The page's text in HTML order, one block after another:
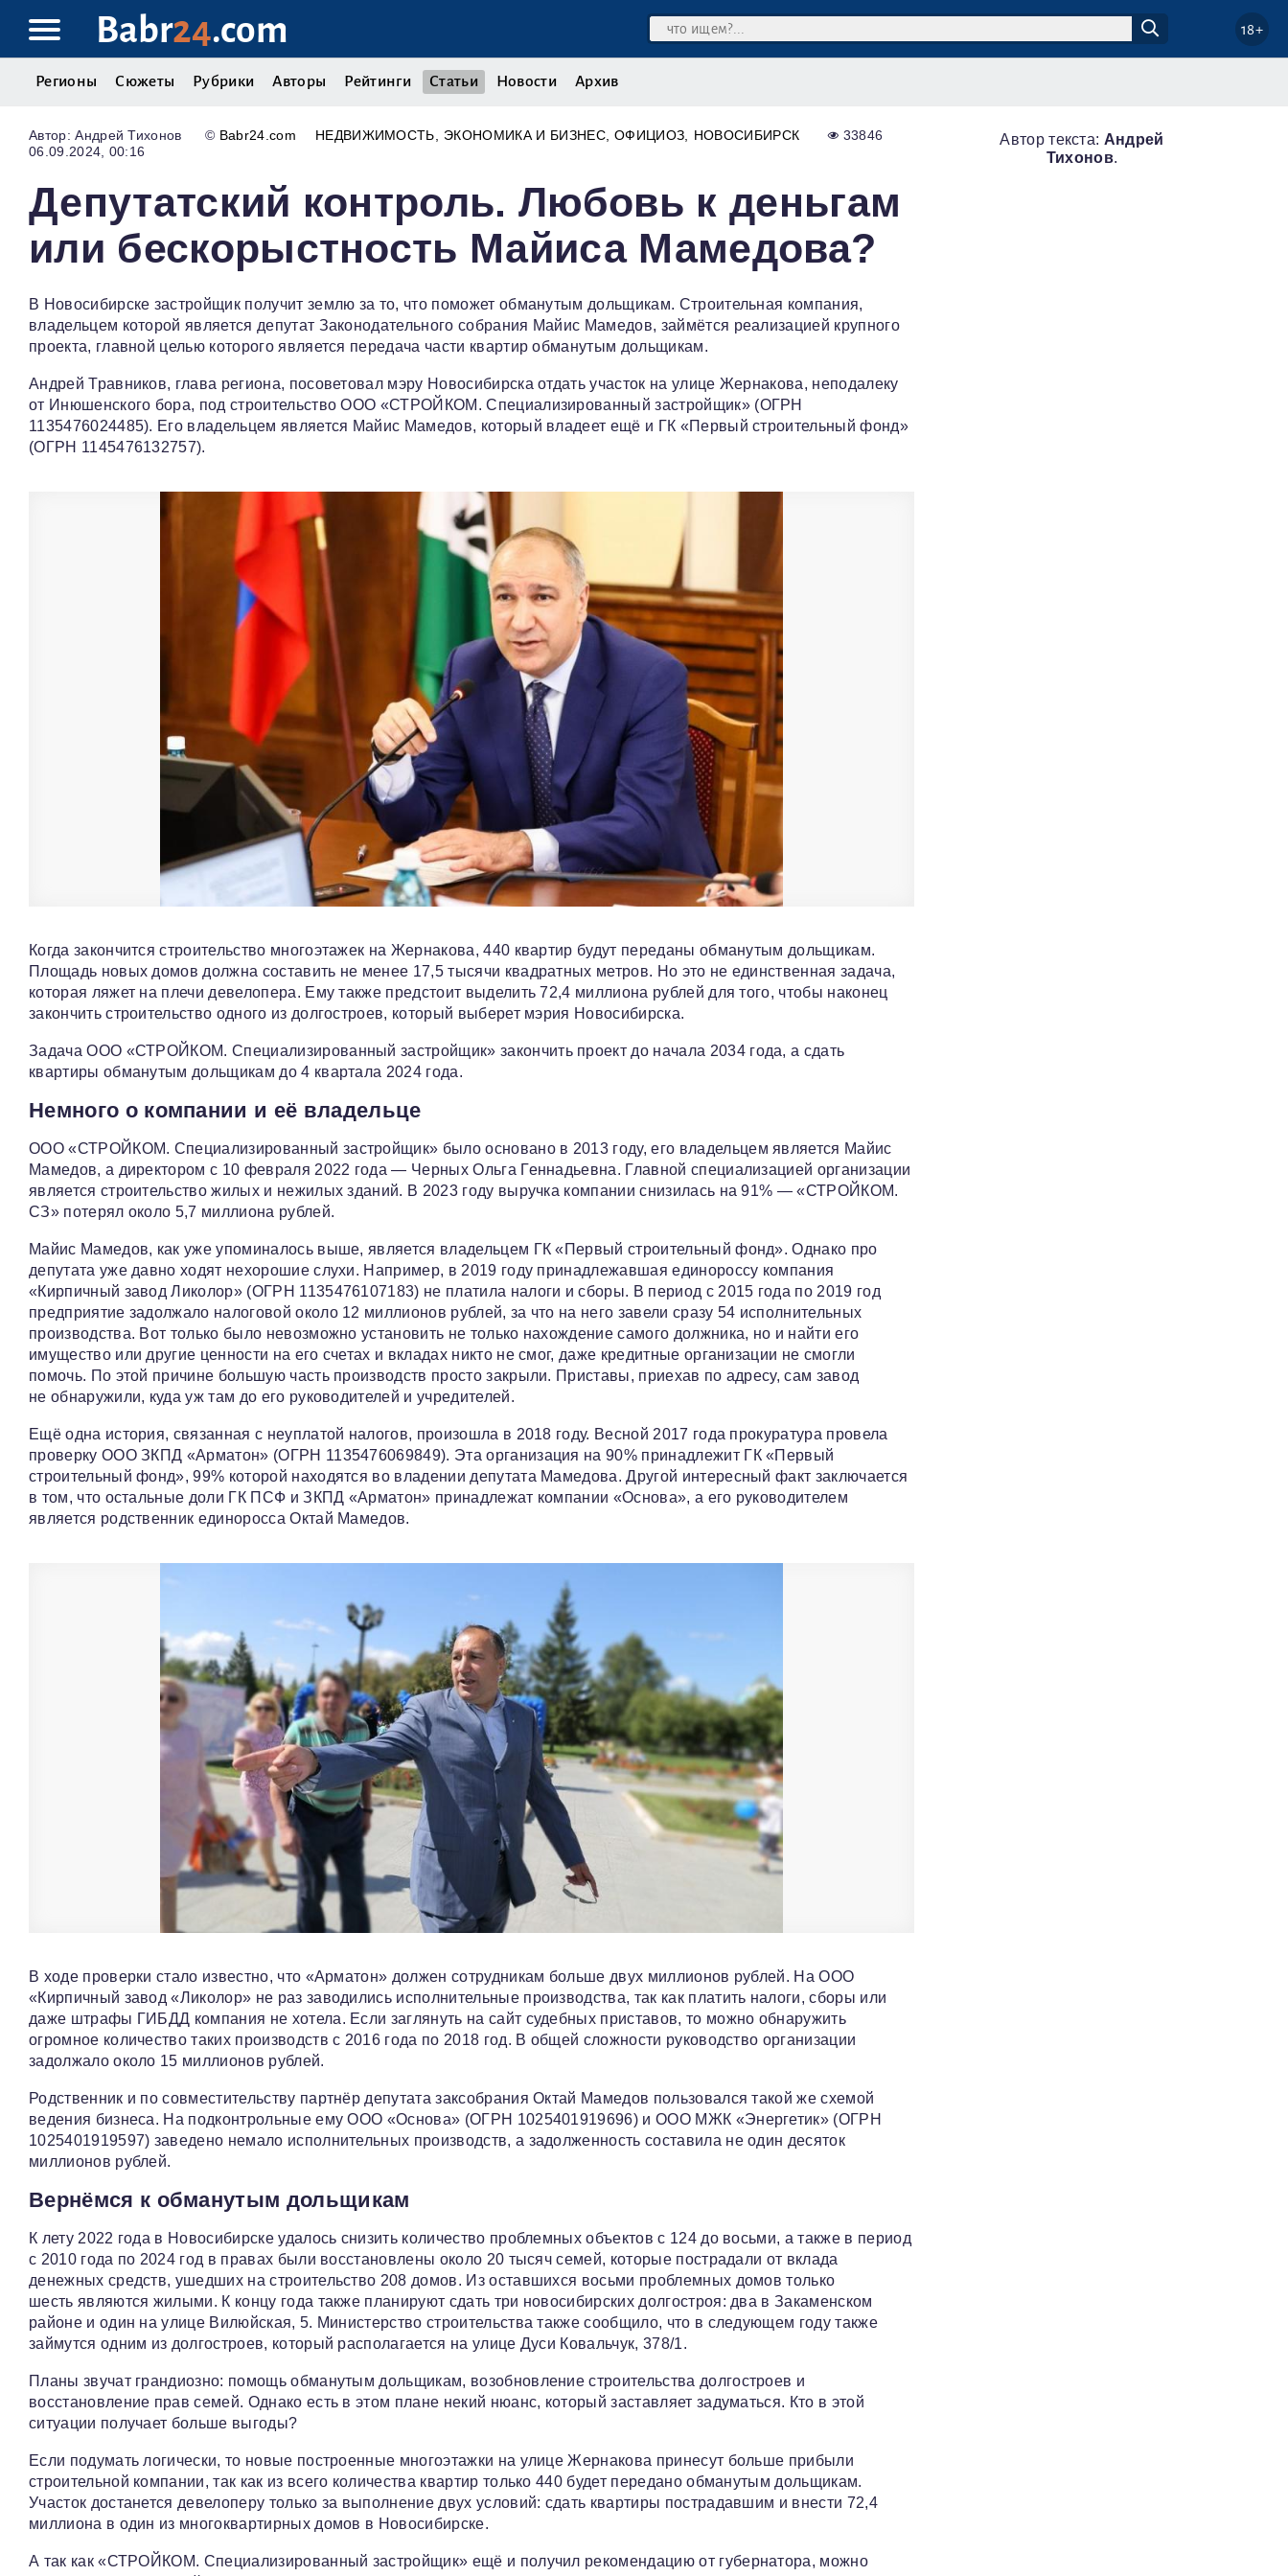
Babr24.com 18+
Регионы Сюжеты Рубрики Авторы Рейтинги Статьи Новости Архив
Андрей Тихонов © Babr24.com НЕДВИЖИМОСТЬ ЭКОНОМИКА И БИЗНЕС ОФИЦИОЗ НОВОСИБИРСК
33846
06.09.2024, 00:16
Депутатский контроль. Любовь к деньгам
или бескорыстность Майиса Мамедова?
В Новосибирске застройщик получит землю за то, что поможет обманутым дольщикам. Строительная компания,
владельцем которой является депутат Законодательного собрания Майис Мамедов, займётся реализацией крупного
проекта, главной целью которого является передача части квартир обманутым дольщикам.
Андрей Травников, глава региона, посоветовал мэру Новосибирска отдать участок на улице Жернакова, неподалеку
от Инюшенского бора, под строительство ООО «СТРОЙКОМ. Специализированный застройщик» (ОГРН
1135476024485). Его владельцем является Майис Мамедов, который владеет ещё и ГК «Первый строительный фонд»
(ОГРН 1145476132757).
Когда закончится строительство многоэтажек на Жернакова, 440 квартир будут переданы обманутым дольщикам.
Площадь новых домов должна составить не менее 17,5 тысячи квадратных метров. Но это не единственная задача,
которая ляжет на плечи девелопера. Ему также предстоит выделить 72,4 миллиона рублей для того, чтобы наконец
закончить строительство одного из долгостроев, который выберет мэрия Новосибирска.
Задача ООО «СТРОЙКОМ. Специализированный застройщик» закончить проект до начала 2034 года, а сдать
квартиры обманутым дольщикам до 4 квартала 2024 года.
Немного о компании и её владельце
ООО «СТРОЙКОМ. Специализированный застройщик» было основано в 2013 году, его владельцем является Майис
Мамедов, а директором с 10 февраля 2022 года — Черных Ольга Геннадьевна. Главной специализацией организации
является строительство жилых и нежилых зданий. В 2023 году выручка компании снизилась на 91% — «СТРОЙКОМ.
СЗ» потерял около 5,7 миллиона рублей.
Майис Мамедов, как уже упоминалось выше, является владельцем ГК «Первый строительный фонд». Однако про
депутата уже давно ходят нехорошие слухи. Например, в 2019 году принадлежавшая единороссу компания
«Кирпичный завод Ликолор» (ОГРН 1135476107183) не платила налоги и сборы. В период с 2015 года по 2019 год
предприятие задолжало налоговой около 12 миллионов рублей, за что на него завели сразу 54 исполнительных
производства. Вот только было невозможно установить не только нахождение самого должника, но и найти его
имущество или другие ценности на его счетах и вкладах никто не смог, даже кредитные организации не смогли
помочь. По этой причине большую часть производств просто закрыли. Приставы, приехав по адресу, сам завод
не обнаружили, куда уж там до его руководителей и учредителей.
Ещё одна история, связанная с неуплатой налогов, произошла в 2018 году. Весной 2017 года прокуратура провела
проверку ООО ЗКПД «Арматон» (ОГРН 1135476069849). Эта организация на 90% принадлежит ГК «Первый
строительный фонд», 99% которой находятся во владении депутата Мамедова. Другой интересный факт заключается
в том, что остальные доли ГК ПСФ и ЗКПД «Арматон» принадлежат компании «Основа», а его руководителем
является родственник единоросса Октай Мамедов.
В ходе проверки стало известно, что «Арматон» должен сотрудникам больше двух миллионов рублей. На ООО
«Кирпичный завод «Ликолор» не раз заводились исполнительные производства, так как платить налоги, сборы или
даже штрафы ГИБДД компания не хотела. Если заглянуть на сайт судебных приставов, то можно обнаружить
огромное количество таких производств с 2016 года по 2018 год. В общей сложности руководство организации
задолжало около 15 миллионов рублей.
Родственник и по совместительству партнёр депутата заксобрания Октай Мамедов пользовался такой же схемой
ведения бизнеса. На подконтрольные ему ООО «Основа» (ОГРН 1025401919696) и ООО МЖК «Энергетик» (ОГРН
1025401919597) заведено немало исполнительных производств, а задолженность составила не один десяток
миллионов рублей.
Вернёмся к обманутым дольщикам
К лету 2022 года в Новосибирске удалось снизить количество проблемных объектов с 124 до восьми, а также в период
с 2010 года по 2024 год в правах были восстановлены около 20 тысяч семей, которые пострадали от вклада
денежных средств, ушедших на строительство 208 домов. Из оставшихся восьми проблемных домов только
шесть являются жилыми. К концу года также планируют сдать три новосибирских долгостроя: два в Закаменском
районе и один на улице Вилюйская, 5. Министерство строительства также сообщило, что в следующем году также
займутся одним из долгостроев, который располагается на улице Дуси Ковальчук, 378/1.
Планы звучат грандиозно: помощь обманутым дольщикам, возобновление строительства долгостроев и
восстановление прав семей. Однако есть в этом плане некий нюанс, который заставляет задуматься. Кто в этой
ситуации получает больше выгоды?
Если подумать логически, то новые построенные многоэтажки на улице Жернакова принесут больше прибыли
строительной компании, так как из всего количества квартир только 440 будет передано обманутым дольщикам.
Участок достанется девелоперу только за выполнение двух условий: сдать квартиры пострадавшим и внести 72,4
миллиона в один из многоквартирных домов в Новосибирске.
А так как «СТРОЙКОМ. Специализированный застройщик» ещё и получил рекомендацию от губернатора, можно
Автор текста: Андрей
Тихонов.